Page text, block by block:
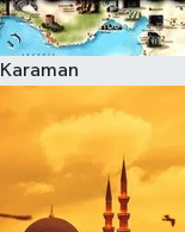
Karaman